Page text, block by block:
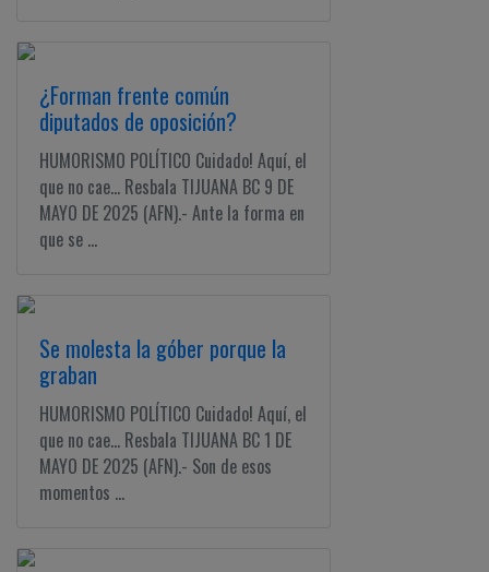
¿Forman frente común
diputados de oposición?
HUMORISMO POLÍTICO Cuidado! Aquí, el
que no cae... Resbala TIJUANA BC 9 DE
MAYO DE 2025 (AFN).- Ante la forma en
que se ...
Se molesta la góber porque la
graban
HUMORISMO POLÍTICO Cuidado! Aquí, el
que no cae... Resbala TIJUANA BC 1 DE
MAYO DE 2025 (AFN).- Son de esos
momentos ...